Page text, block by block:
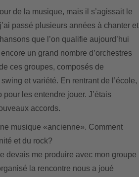
de la musique, mais il s’agissait le
passé plusieurs années à chanter et
que l’on qualifie aujourd’hui
un grand nombre d’orchestres
ces groupes, composés de
et variété. En rentrant de l’école,
les entendre jouer. J’étais
accords.
musique «ancienne». Comment
et du rock?
devais me produire avec mon groupe
la rencontre nous a joué